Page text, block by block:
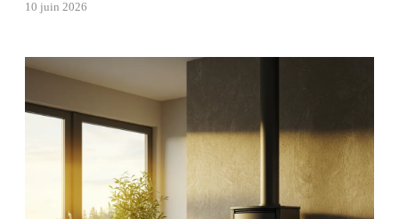
10 juin 2026